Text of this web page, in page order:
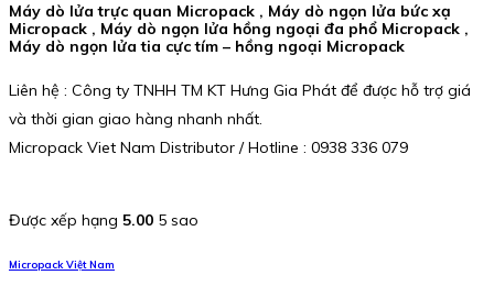
Máy dò lửa trực quan Micropack , Máy dò ngọn lửa bức xạ
Micropack , Máy dò ngọn lửa hồng ngoại đa phổ Micropack ,
Máy dò ngọn lửa tia cực tím – hồng ngoại Micropack
Liên hệ : Công ty TNHH TM KT Hưng Gia Phát để được hỗ trợ giá
và thời gian giao hàng nhanh nhất.
Micropack Viet Nam Distributor / Hotline : 0938 336 079
Được xếp hạng 5.00 5 sao
Micropack Việt Nam